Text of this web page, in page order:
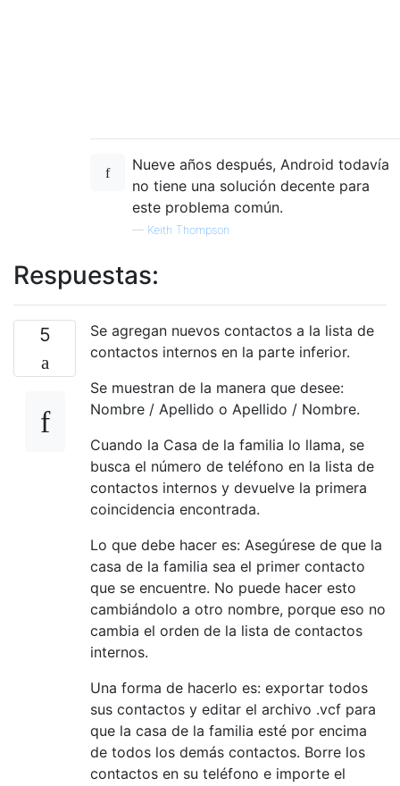
Nueve años después, Android todavía
no tiene una solución decente para
este problema común.
— Keith Thompson
Respuestas:
5
Se agregan nuevos contactos a la lista de
contactos internos en la parte inferior.
Se muestran de la manera que desee:
Nombre / Apellido o Apellido / Nombre.
Cuando la Casa de la familia lo llama, se
busca el número de teléfono en la lista de
contactos internos y devuelve la primera
coincidencia encontrada.
Lo que debe hacer es: Asegúrese de que la
casa de la familia sea el primer contacto
que se encuentre. No puede hacer esto
cambiándolo a otro nombre, porque eso no
cambia el orden de la lista de contactos
internos.
Una forma de hacerlo es: exportar todos
sus contactos y editar el archivo .vcf para
que la casa de la familia esté por encima
de todos los demás contactos. Borre los
contactos en su teléfono e importe el